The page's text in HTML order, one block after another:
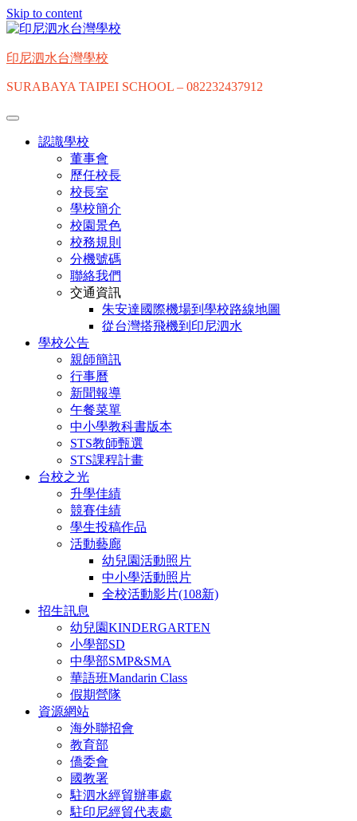
Skip to content
印尼泗水台灣學校
SURABAYA TAIPEI SCHOOL – 082232437912
認識學校
董事會
歷任校長
校長室
學校簡介
校園景色
校務規則
分機號碼
聯絡我們
交通資訊
朱安達國際機場到學校路線地圖
從台灣搭飛機到印尼泗水
學校公告
親師簡訊
行事曆
新聞報導
午餐菜單
中小學教科書版本
STS教師甄選
STS課程計畫
台校之光
升學佳績
競賽佳績
學生投稿作品
活動藝廊
幼兒園活動照片
中小學活動照片
全校活動影片(108新)
招生訊息
幼兒園KINDERGARTEN
小學部SD
中學部SMP&SMA
華語班Mandarin Class
假期營隊
資源網站
海外聯招會
教育部
僑委會
國教署
駐泗水經貿辦事處
駐印尼經貿代表處